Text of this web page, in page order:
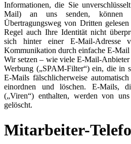
Informationen, die Sie
Mail) an uns senden, können
Übertragungsweg von Dritten
Regel auch Ihre Identität nicht
sich hinter einer E-Mail-Adresse
Kommunikation durch einfache E-Mail
Wir setzen – wie viele E-Mail-
Werbung („SPAM-Filter“) ein, die in
E-Mails fälschlicherweise
einordnen und löschen. E-Mails,
(„Viren“) enthalten, werden von
gelöscht.
Mitarbeiter-